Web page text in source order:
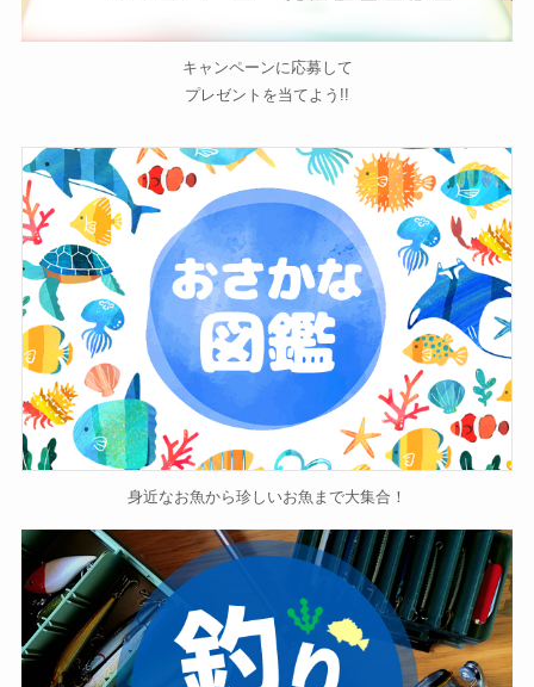
キャンペーンに応募して
プレゼントを当てよう!!
身近なお魚から珍しいお魚まで大集合！